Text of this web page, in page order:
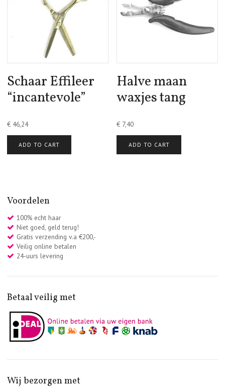
Schaar Effileer
“incantevole”
€46,24
ADD TO CART
Halve maan
waxjes tang
€ 7,40
ADD TO CART
Voordelen
100% echt haar
Niet goed, geld terug!
Gratis verzending v.a €200,-
Veilig online betalen
24-uurs levering
Betaal veilig met
Wij bezorgen met